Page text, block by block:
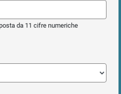
da 11 cifre numeriche